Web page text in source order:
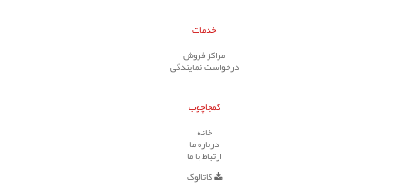
خدمات
مراکز فروش
درخواست نمایندگی
کمجاچوب
خانه
درباره ما
ارتباط با ما
کاتالوگ